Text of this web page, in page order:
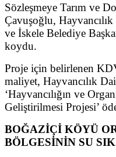
Sözleşmeye Tarım ve
Çavuşoğlu,
ve İskele Belediye
koydu.
Proje için belirlenen
maliyet, Hayvancılık
‘Hayvancılığın ve
Geliştirilmesi Projesi’
BOĞAZİÇİ KÖYÜ
BÖLGESİNİN SU